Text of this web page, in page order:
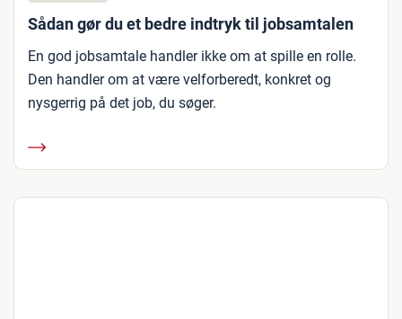
Sådan gør du et bedre indtryk til jobsamtalen
En god jobsamtale handler ikke om at spille en rolle.
Den handler om at være velforberedt, konkret og
nysgerrig på det job, du søger.